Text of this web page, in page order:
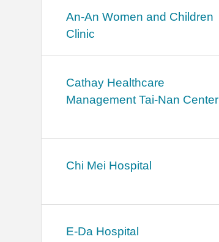
An-An Women and Children
Clinic
Cathay Healthcare
Management Tai-Nan Center
Chi Mei Hospital
E-Da Hospital